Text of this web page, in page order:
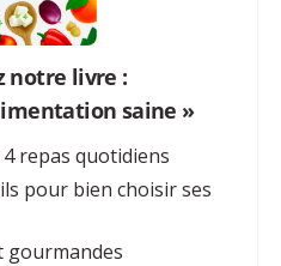
notre livre :
saine »
repas quotidiens
pour bien choisir ses
gourmandes